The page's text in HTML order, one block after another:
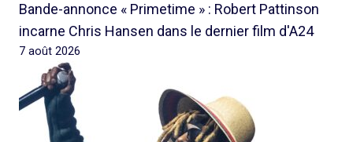
Bande-annonce « Primetime » : Robert Pattinson
incarne Chris Hansen dans le dernier film d'A24
7 août 2026